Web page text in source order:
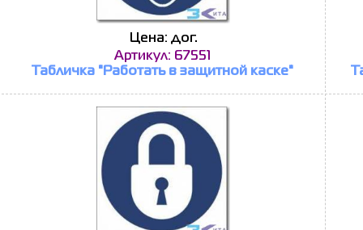
Цена: дог.
Артикул: 67551
Табличка "Работать в защитной каске"